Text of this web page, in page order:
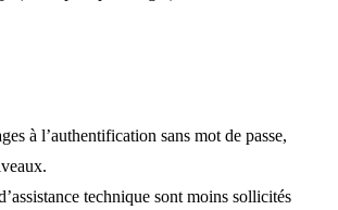
à l’authentification sans mot de passe,
technique sont moins sollicités